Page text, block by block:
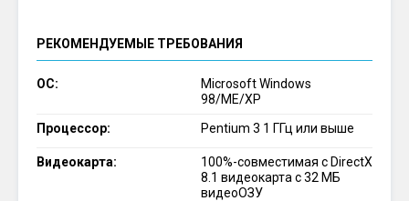
РЕКОМЕНДУЕМЫЕ ТРЕБОВАНИЯ
ОС:
Microsoft Windows
98/ME/XP
Процессор:
Pentium 3 1 ГГц или выше
Видеокарта:
100%-совместимая с DirectX
8.1 видеокарта с 32 МБ
видеоОЗУ